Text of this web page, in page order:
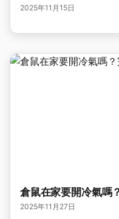
2025年11月15日
倉鼠在家要開冷氣嗎
2025年11月27日